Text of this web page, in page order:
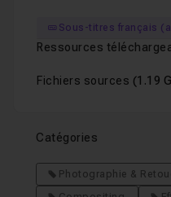
Sous-titres français
Ressources
Fichiers sources (1.19
Catégories
Photographie &